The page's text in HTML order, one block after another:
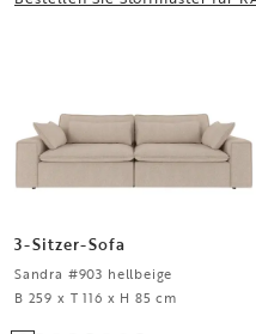
3-Sitzer-Sofa
Sandra #903 hellbeige
B 259 x T 116 x H 85 cm